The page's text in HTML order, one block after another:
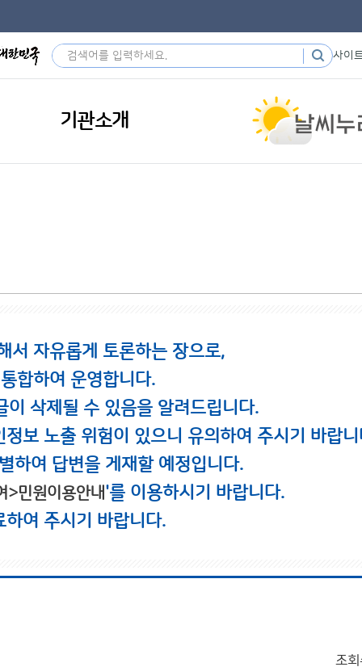
사이
기관소개
서 자유롭게 토론하는 장으로,
합하여 운영합니다.
삭제될 수 있음을 알려드립니다.
보 노출 위험이 있으니 유의하여 주시기 바랍니
하여 답변을 게재할 예정입니다.
>민원이용안내'를 이용하시기 바랍니다.
여 주시기 바랍니다.
조회